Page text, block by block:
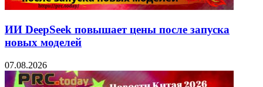
ИИ DeepSeek повышает цены после запуска
новых моделей
07.08.2026